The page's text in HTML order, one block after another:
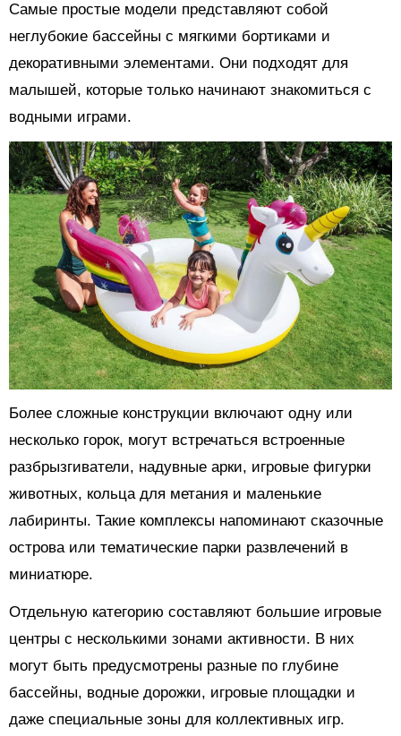
Самые простые модели представляют собой
неглубокие бассейны с мягкими бортиками и
декоративными элементами. Они подходят для
малышей, которые только начинают знакомиться с
водными играми.
Более сложные конструкции включают одну или
несколько горок, могут встречаться встроенные
разбрызгиватели, надувные арки, игровые фигурки
животных, кольца для метания и маленькие
лабиринты. Такие комплексы напоминают сказочные
острова или тематические парки развлечений в
миниатюре.
Отдельную категорию составляют большие игровые
центры с несколькими зонами активности. В них
могут быть предусмотрены разные по глубине
бассейны, водные дорожки, игровые площадки и
даже специальные зоны для коллективных игр.